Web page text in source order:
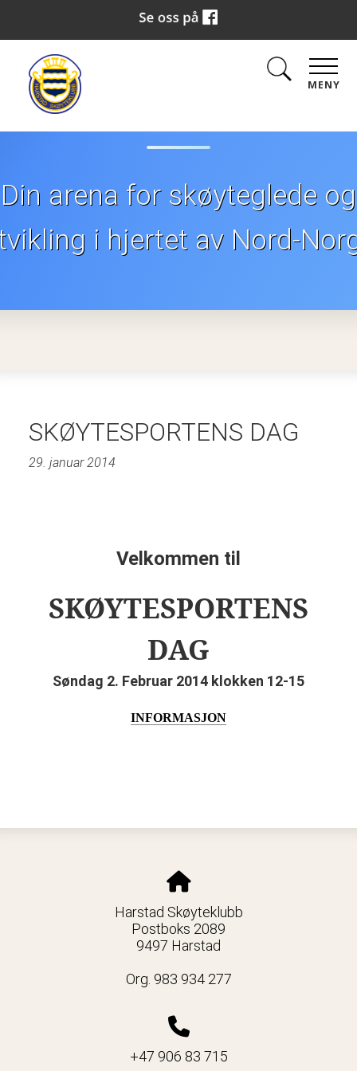
MENY
Din arena for skøyteglede og
i hjertet av Nord-
SKØYTESPORTENS DAG
29. januar 2014
Velkommen til
SKØYTESPORTENS
DAG
Søndag 2. Februar 2014 klokken 12-15
INFORMASJON
Harstad Skøyteklubb
Postboks 2089
9497 Harstad
Org. 983 934 277
+47 906 83 715